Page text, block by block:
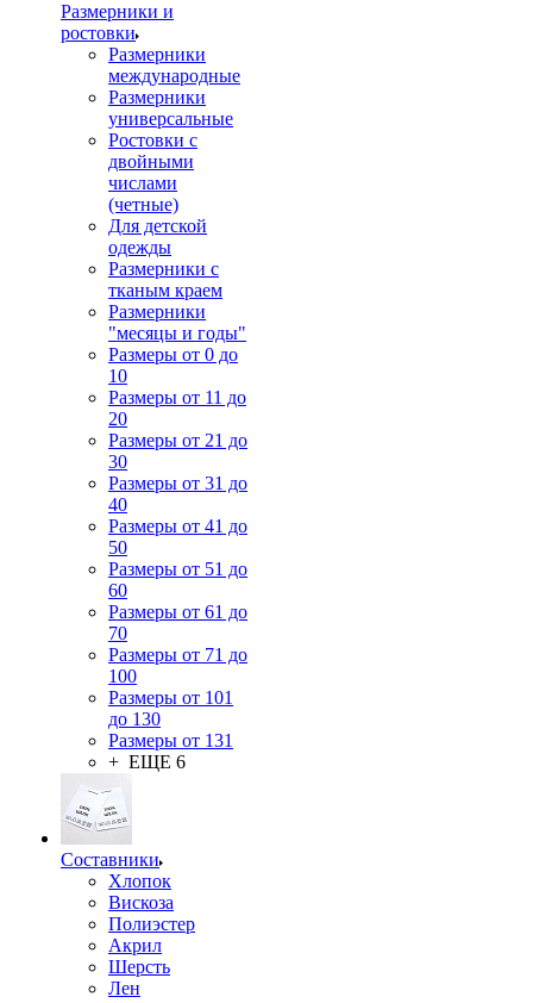
Размерники и
ростовки
Размерники
международные
Размерники
универсальные
Ростовки с
двойными
числами
(четные)
Для детской
одежды
Размерники с
тканым краем
Размерники
"месяцы и годы"
Размеры от 0 до
10
Размеры от 11 до
20
Размеры от 21 до
30
Размеры от 31 до
40
Размеры от 41 до
50
Размеры от 51 до
60
Размеры от 61 до
70
Размеры от 71 до
100
Размеры от 101
до 130
Размеры от 131
+ ЕЩЕ 6
Составники
Хлопок
Вискоза
Полиэстер
Акрил
Шерсть
Лен